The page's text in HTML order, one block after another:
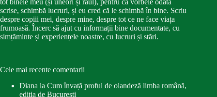
tot binele meu (și uneori și răul), pentru că vorbele odată
scrise, schimbă lucruri, și eu cred că le schimbă în bine. Scriu
despre copiii mei, despre mine, despre tot ce ne face viața
frumoasă. Încerc să ajut cu informații bine documentate, cu
simțăminte și experiențele noastre, cu lucruri și stări.
Cele mai recente comentarii
Diana la Cum învață proful de olandeză limba română,
ediția de București